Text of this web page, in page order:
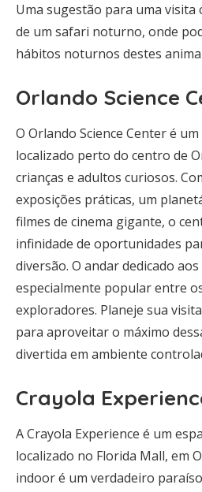
Uma sugestão para uma
de um safari noturno, onde
hábitos noturnos destes
Orlando Science
O Orlando Science Center é
localizado perto do centro de
crianças e adultos curiosos.
exposições práticas, um
filmes de cinema gigante, o
infinidade de oportunidades
diversão. O andar dedicado
especialmente popular entre
exploradores. Planeje sua
para aproveitar o máximo
divertida em ambiente
Crayola
A Crayola Experience é um
localizado no Florida Mall, em
indoor é um verdadeiro